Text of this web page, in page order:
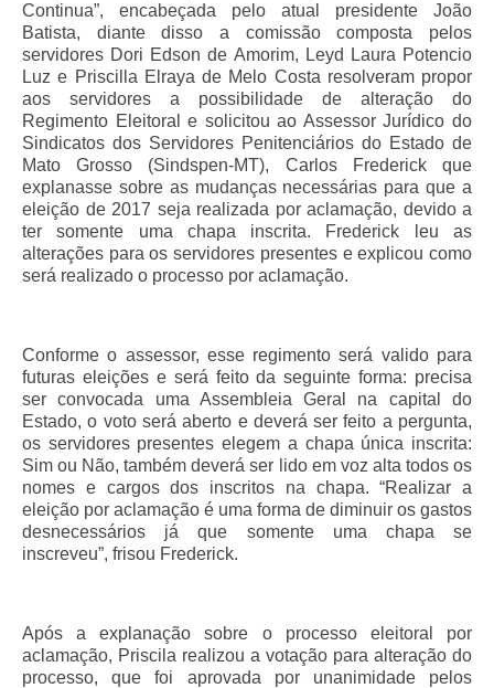
Área do Filiado
Regimento interno do Sindsppen
Continua”, encabeçada pelo atual presidente João
Batista, diante disso a comissão composta pelos
servidores Dori Edson de Amorim, Leyd Laura Potencio
Luz e Priscilla Elraya de Melo Costa resolveram propor
aos servidores a possibilidade de alteração do
Regimento Eleitoral e solicitou ao Assessor Jurídico do
Sindicatos dos Servidores Penitenciários do Estado de
Mato Grosso (Sindspen-MT), Carlos Frederick que
explanasse sobre as mudanças necessárias para que a
eleição de 2017 seja realizada por aclamação, devido a
ter somente uma chapa inscrita. Frederick leu as
alterações para os servidores presentes e explicou como
será realizado o processo por aclamação.
Conforme o assessor, esse regimento será valido para
futuras eleições e será feito da seguinte forma: precisa
ser convocada uma Assembleia Geral na capital do
Estado, o voto será aberto e deverá ser feito a pergunta,
os servidores presentes elegem a chapa única inscrita:
Sim ou Não, também deverá ser lido em voz alta todos os
nomes e cargos dos inscritos na chapa. “Realizar a
eleição por aclamação é uma forma de diminuir os gastos
desnecessários já que somente uma chapa se
inscreveu”, frisou Frederick.
Após a explanação sobre o processo eleitoral por
aclamação, Priscila realizou a votação para alteração do
processo, que foi aprovada por unanimidade pelos